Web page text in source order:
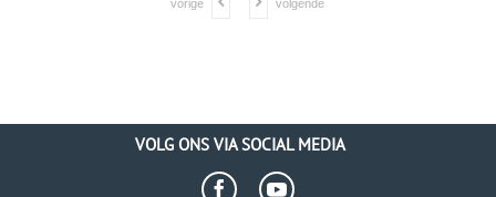
vorige volgende
VOLG ONS VIA SOCIAL MEDIA